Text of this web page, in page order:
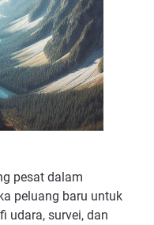
pesat dalam
peluang baru untuk
udara, survei, dan